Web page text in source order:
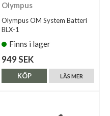
Olympus
Olympus OM System Batteri
BLX-1
Finns i lager
949 SEK
LÄS MER
KÖP